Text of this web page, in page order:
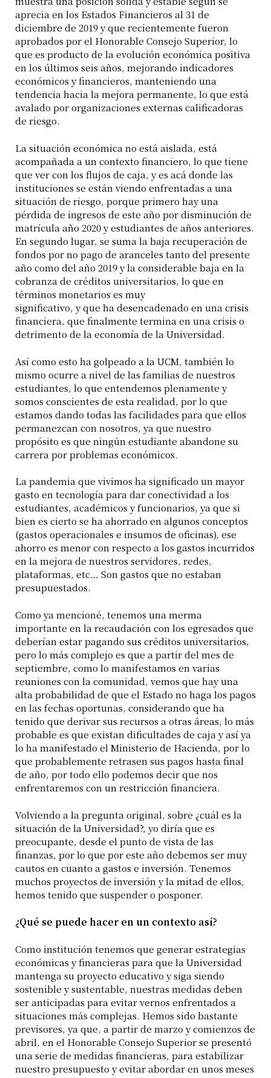
aprecia en los Estados Financieros al 31 de
diciembre de 2019 y que recientemente fueron
aprobados por el Honorable Consejo Superior, lo
que es producto de la evolución económica positiva
en los últimos seis años, mejorando indicadores
económicos y financieros, manteniendo una
tendencia hacia la mejora permanente, lo que está
avalado por organizaciones externas calificadoras
de riesgo.
La situación económica no está aislada, está
acompañada a un contexto financiero, lo que tiene
que ver con los flujos de caja, y es acá donde las
instituciones se están viendo enfrentadas a una
situación de riesgo, porque primero hay una
pérdida de ingresos de este año por disminución de
matrícula año 2020 y estudiantes de años anteriores.
En segundo lugar, se suma la baja recuperación de
fondos por no pago de aranceles tanto del presente
año como del año 2019 y la considerable baja en la
cobranza de créditos universitarios, lo que en
términos monetarios es muy
significativo, y que ha desencadenado en una crisis
financiera, que finalmente termina en una crisis o
detrimento de la economía de la Universidad.
Así como esto ha golpeado a la UCM, también lo
mismo ocurre a nivel de las familias de nuestros
estudiantes, lo que entendemos plenamente y
somos conscientes de esta realidad, por lo que
estamos dando todas las facilidades para que ellos
permanezcan con nosotros, ya que nuestro
propósito es que ningún estudiante abandone su
carrera por problemas económicos.
La pandemia que vivimos ha significado un mayor
gasto en tecnología para dar conectividad a los
estudiantes, académicos y funcionarios, ya que si
bien es cierto se ha ahorrado en algunos conceptos
(gastos operacionales e insumos de oficinas), ese
ahorro es menor con respecto a los gastos incurridos
en la mejora de nuestros servidores, redes,
plataformas, etc… Son gastos que no estaban
presupuestados.
Como ya mencioné, tenemos una merma
importante en la recaudación con los egresados que
deberían estar pagando sus créditos universitarios,
pero lo más complejo es que a partir del mes de
septiembre, como lo manifestamos en varias
reuniones con la comunidad, vemos que hay una
alta probabilidad de que el Estado no haga los pagos
en las fechas oportunas, considerando que ha
tenido que derivar sus recursos a otras áreas, lo más
probable es que existan dificultades de caja y así ya
lo ha manifestado el Ministerio de Hacienda, por lo
que probablemente retrasen sus pagos hasta final
de año, por todo ello podemos decir que nos
enfrentaremos con un restricción financiera.
Volviendo a la pregunta original, sobre ¿cuál es la
situación de la Universidad?, yo diría que es
preocupante, desde el punto de vista de las
finanzas, por lo que por este año debemos ser muy
cautos en cuanto a gastos e inversión. Tenemos
muchos proyectos de inversión y la mitad de ellos,
hemos tenido que suspender o posponer.
¿Qué se puede hacer en un contexto así?
Como institución tenemos que generar estrategias
económicas y financieras para que la Universidad
mantenga su proyecto educativo y siga siendo
sostenible y sustentable, nuestras medidas deben
ser anticipadas para evitar vernos enfrentados a
situaciones más complejas. Hemos sido bastante
previsores, ya que, a partir de marzo y comienzos de
abril, en el Honorable Consejo Superior se presentó
una serie de medidas financieras, para estabilizar
nuestro presupuesto y evitar abordar en unos meses